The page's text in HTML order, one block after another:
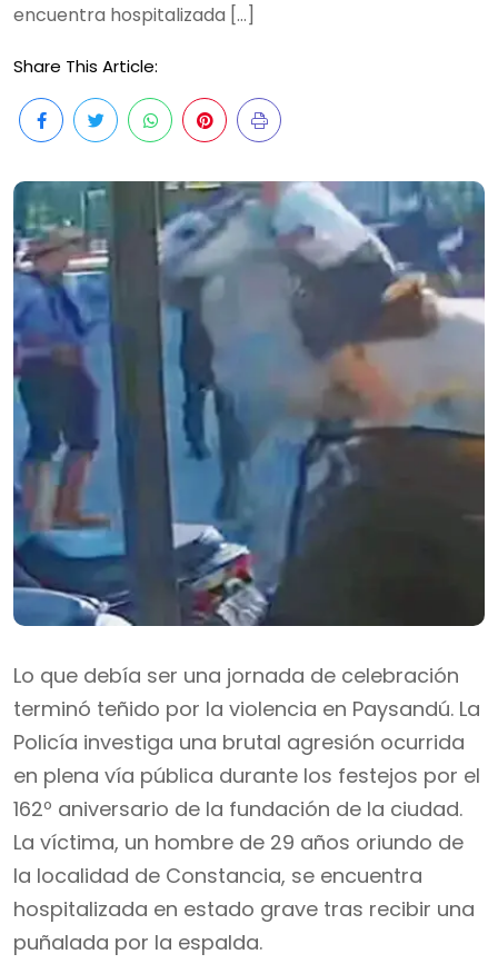
encuentra hospitalizada […]
Share This Article:
Lo que debía ser una jornada de celebración
terminó teñido por la violencia en Paysandú. La
Policía investiga una brutal agresión ocurrida
en plena vía pública durante los festejos por el
162º aniversario de la fundación de la ciudad.
La víctima, un hombre de 29 años oriundo de
la localidad de Constancia, se encuentra
hospitalizada en estado grave tras recibir una
puñalada por la espalda.